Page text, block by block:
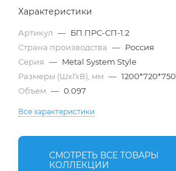
Характеристики
Артикул — БП.ПРС-СП-1.2
Страна производства — Россия
Серия — Metal System Style
Размеры (ШхГхВ), мм — 1200*720*750
Объем — 0.097
Все характеристики
СМОТРЕТЬ ВСЕ ТОВАРЫ
КОЛЛЕКЦИИ